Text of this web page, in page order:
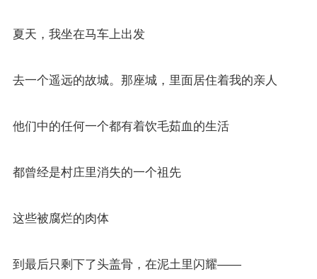
夏天，我坐在马车上出发
去一个遥远的故城。那座城，里面居住着我的亲人
他们中的任何一个都有着饮毛茹血的生活
都曾经是村庄里消失的一个祖先
这些被腐烂的肉体
到最后只剩下了头盖骨，在泥土里闪耀——